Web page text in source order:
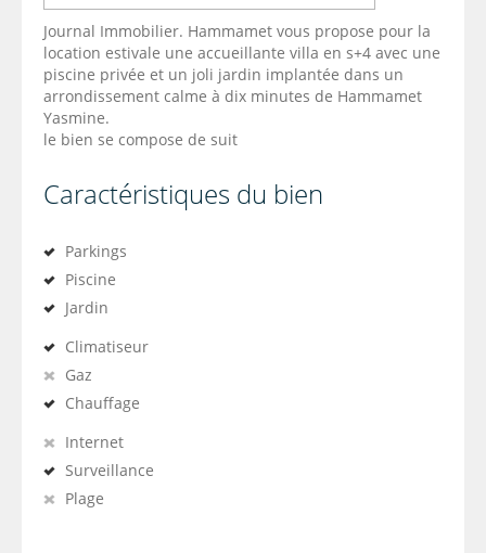
Journal Immobilier. Hammamet vous propose pour la
location estivale une accueillante villa en s+4 avec une
piscine privée et un joli jardin implantée dans un
arrondissement calme à dix minutes de Hammamet
Yasmine.
le bien se compose de suit
Caractéristiques du bien
Parkings
Piscine
Jardin
Climatiseur
Gaz
Chauffage
Internet
Surveillance
Plage